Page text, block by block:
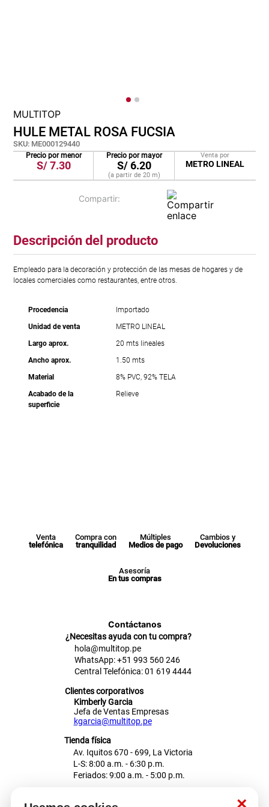
MULTITOP
HULE METAL ROSA FUCSIA
SKU: ME000129440
Precio por menor
S/7.30
Precio por mayor
S/6.20
(a partir de 20 m)
Venta por
METRO LINEAL
Descripción del producto
Empleado para la decoración y protección de las mesas de hogares y de
locales comerciales como restaurantes, entre otros.
Procedencia
Importado
Unidad de venta
METRO LINEAL
Largo aprox.
20 mts lineales
Ancho aprox.
1.50 mts
Material
8% PVC, 92% TELA
Acabado de la
superficie
Relieve
Venta
telefónica
Compra con
tranquilidad
Múltiples
Medios de pago
Cambios y
Devoluciones
Asesoría
En tus compras
Contáctanos
¿Necesitas ayuda con tu compra?
hola@multitop.pe
WhatsApp: +51 993 560 246
Central Telefónica: 01 619 4444
Clientes corporativos
Kimberly Garcia
Jefa de Ventas Empresas
kgarcia@multitop.pe
Tienda física
Av. Iquitos 670 - 699, La Victoria
L-S: 8:00 a.m. - 6:30 p.m.
Feriados: 9:00 a.m. - 5:00 p.m.